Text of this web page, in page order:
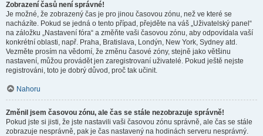
Zobrazení časů není správné!
Je možné, že zobrazený čas je pro jinou časovou zónu, než ve které se
nacházíte. Pokud se jedná o tento případ, přejděte na váš „Uživatelský panel“
na záložku „Nastavení fóra“ a změňte vaši časovou zónu, aby odpovídala vaší
konkrétní oblasti, např. Praha, Bratislava, Londýn, New York, Sydney atd.
Vezměte prosím na vědomí, že změnu časové zóny, stejně jako většinu
nastavení, můžou provádět jen zaregistrovaní uživatelé. Pokud ještě nejste
registrováni, toto je dobrý důvod, proč tak učinit.
Nahoru
Změnil jsem časovou zónu, ale čas se stále nezobrazuje správně!
Pokud jste si jisti, že jste nastavili vaši časovou zónu správně, ale čas se stále
zobrazuje nesprávně, pak je čas nastavený na hodinách serveru nesprávný.